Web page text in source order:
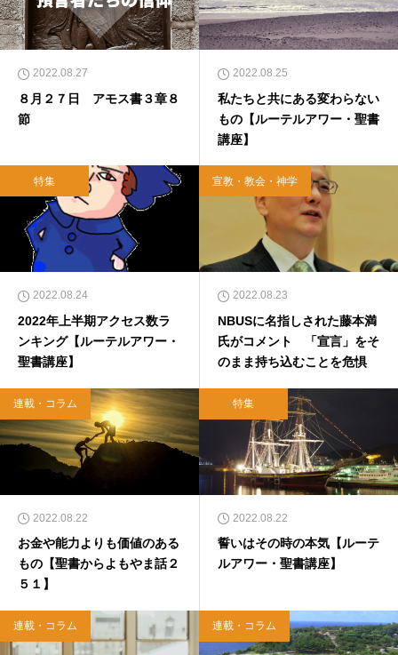
2022.08.27
８月２７日 アモス書３章８
節
2022.08.25
私たちと共にある変わらない
もの【ルーテルアワー・聖書
講座】
特集
2022.08.24
2022年上半期アクセス数ラ
ンキング【ルーテルアワー・
聖書講座】
宣教・教会・神学
2022.08.23
NBUSに名指しされた藤本満
氏がコメント 「宣言」をそ
のまま持ち込むことを危惧
連載・コラム
2022.08.22
お金や能力よりも価値のある
もの【聖書からよもやま話２
５１】
特集
2022.08.22
誓いはその時の本気【ルーテ
ルアワー・聖書講座】
連載・コラム 連載・コラム